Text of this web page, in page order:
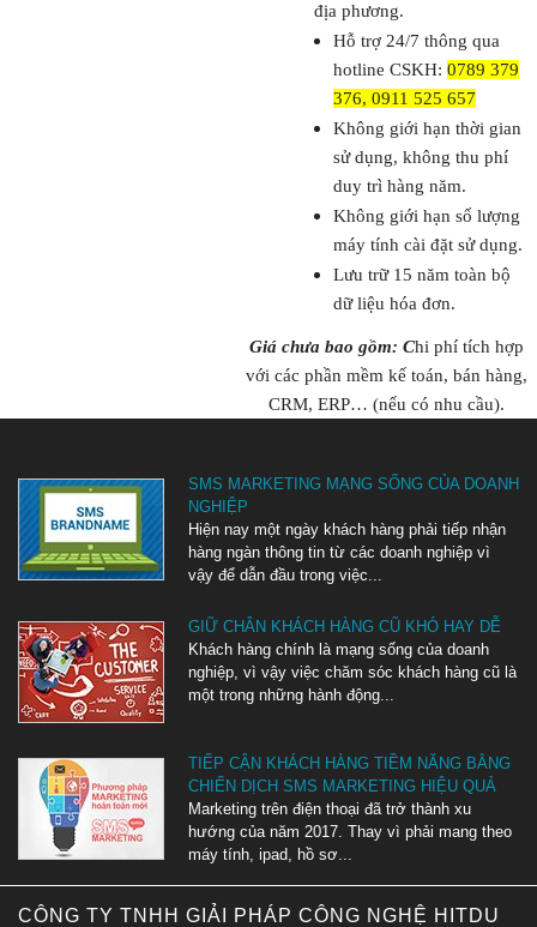
địa phương.
Hỗ trợ 24/7 thông qua
hotline CSKH: 0789 379
376, 0911 525 657
Không giới hạn thời gian
sử dụng, không thu phí
duy trì hàng năm.
Không giới hạn số lượng
máy tính cài đặt sử dụng.
Lưu trữ 15 năm toàn bộ
dữ liệu hóa đơn.
Giá chưa bao gồm: Chi phí tích hợp
với các phần mềm kế toán, bán hàng,
CRM, ERP… (nếu có nhucầu).
SMS MARKETING MẠNG SỐNG CỦA DOANH
NGHIỆP
Hiện nay một ngày khách hàng phải tiếp nhận
hàng ngàn thông tin từ các doanh nghiệp vì
vậy để dẫn đầu trong việc...
GIỮ CHÂN KHÁCH HÀNG CŨ KHÓ HAY DỄ
Khách hàng chính là mạng sống của doanh
nghiệp, vì vậy việc chăm sóc khách hàng cũ là
một trong những hành động...
TIẾP CẬN KHÁCH HÀNG TIỀM NĂNG BẰNG
CHIẾN DỊCH SMS MARKETING HIỆU QUẢ
Marketing trên điện thoại đã trở thành xu
hướng của năm 2017. Thay vì phải mang theo
máy tính, ipad, hồ sơ...
CÔNG TY TNHH GIẢI PHÁP CÔNG NGHỆ HITDU